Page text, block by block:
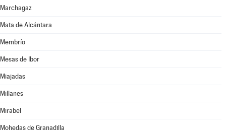
Marchagaz
Mata de Alcántara
Membrío
Mesas de Ibor
Miajadas
Millanes
Mirabel
Mohedas de Granadilla